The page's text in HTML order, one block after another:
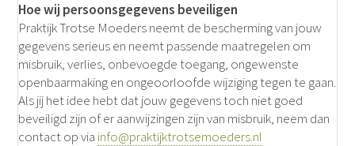
Hoe wij persoonsgegevens beveiligen
Praktijk Trotse Moeders neemt de bescherming van jouw
gegevens serieus en neemt passende maatregelen om
misbruik, verlies, onbevoegde toegang, ongewenste
openbaarmaking en ongeoorloofde wijziging tegen te gaan.
Als jij het idee hebt dat jouw gegevens toch niet goed
beveiligd zijn of er aanwijzingen zijn van misbruik, neem dan
contact op via info@praktijktrotsemoeders.nl